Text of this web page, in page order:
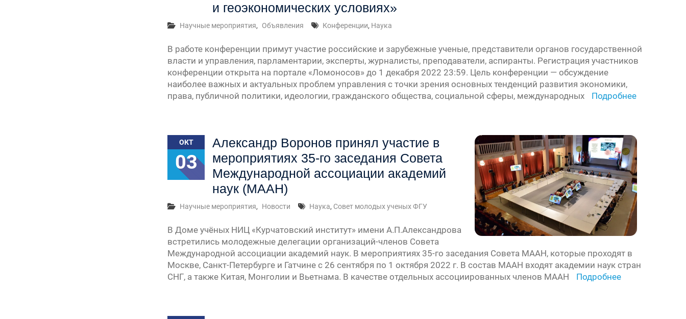
и геоэкономических условиях»
Научные мероприятия, Объявления Конференции, Наука
В работе конференции примут участие российские и зарубежные ученые, представители органов государственной
власти и управления, парламентарии, эксперты, журналисты, преподаватели, аспиранты. Регистрация участников
конференции открыта на портале «Ломоносов» до 1 декабря 2022 23:59. Цель конференции — обсуждение
наиболее важных и актуальных проблем управления с точки зрения основных тенденций развития экономики,
права, публичной политики, идеологии, гражданского общества, социальной сферы, международных
Подробнее
ОКТ
03
Александр Воронов принял участие в
мероприятиях 35-го заседания Совета
Международной ассоциации академий
наук (МААН)
Научные мероприятия, Новости Наука, Совет молодых ученых ФГУ
В Доме учёных НИЦ «Курчатовский институт» имени А.П.Александрова
встретились молодежные делегации организаций-членов Совета
Международной ассоциации академий наук. В мероприятиях 35-го заседания Совета МААН, которые проходят в
Москве, Санкт-Петербурге и Гатчине с 26 сентября по 1 октября 2022 г. В состав МААН входят академии наук стран
СНГ, а также Китая, Монголии и Вьетнама. В качестве отдельных ассоциированных членов МААН
Подробнее